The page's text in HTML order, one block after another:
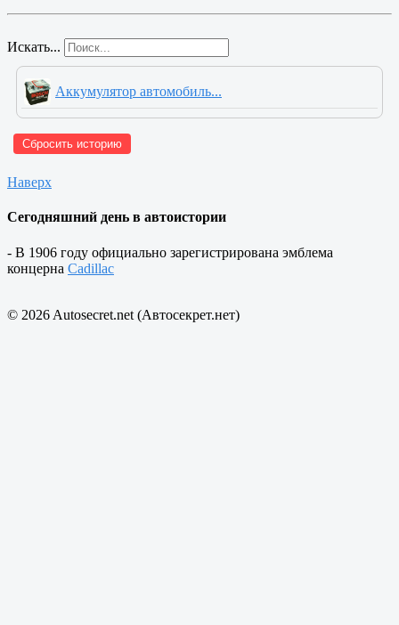
Искать...
Аккумулятор автомобиль...
Сбросить историю
Наверх
Сегодняшний день в автоистории
- В 1906 году официально зарегистрирована эмблема
концерна Cadillac
© 2026 Autosecret.net (Автосекрет.нет)